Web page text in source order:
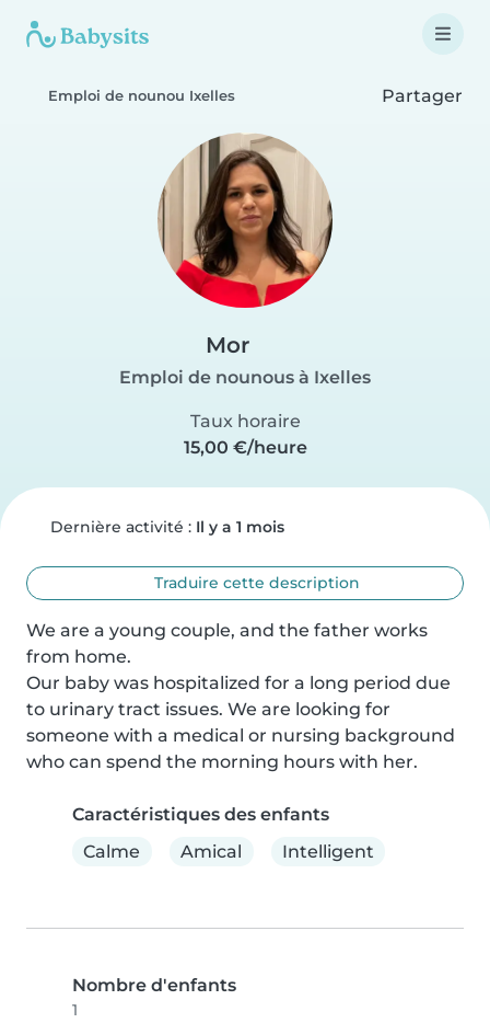
Emploi de nounou Ixelles Partager
Mor
Emploi de nounous à Ixelles
Taux horaire
15,00 €/heure
Dernière activité : Il y a 1 mois
Traduire cette description
We are a young couple, and the father works
from home.
Our baby was hospitalized for a long period due
to urinary tract issues. We are looking for
someone with a medical or nursing background
who can spend the morning hours with her.
Caractéristiques des enfants
Calme
Amical Intelligent
Nombre d'enfants
1